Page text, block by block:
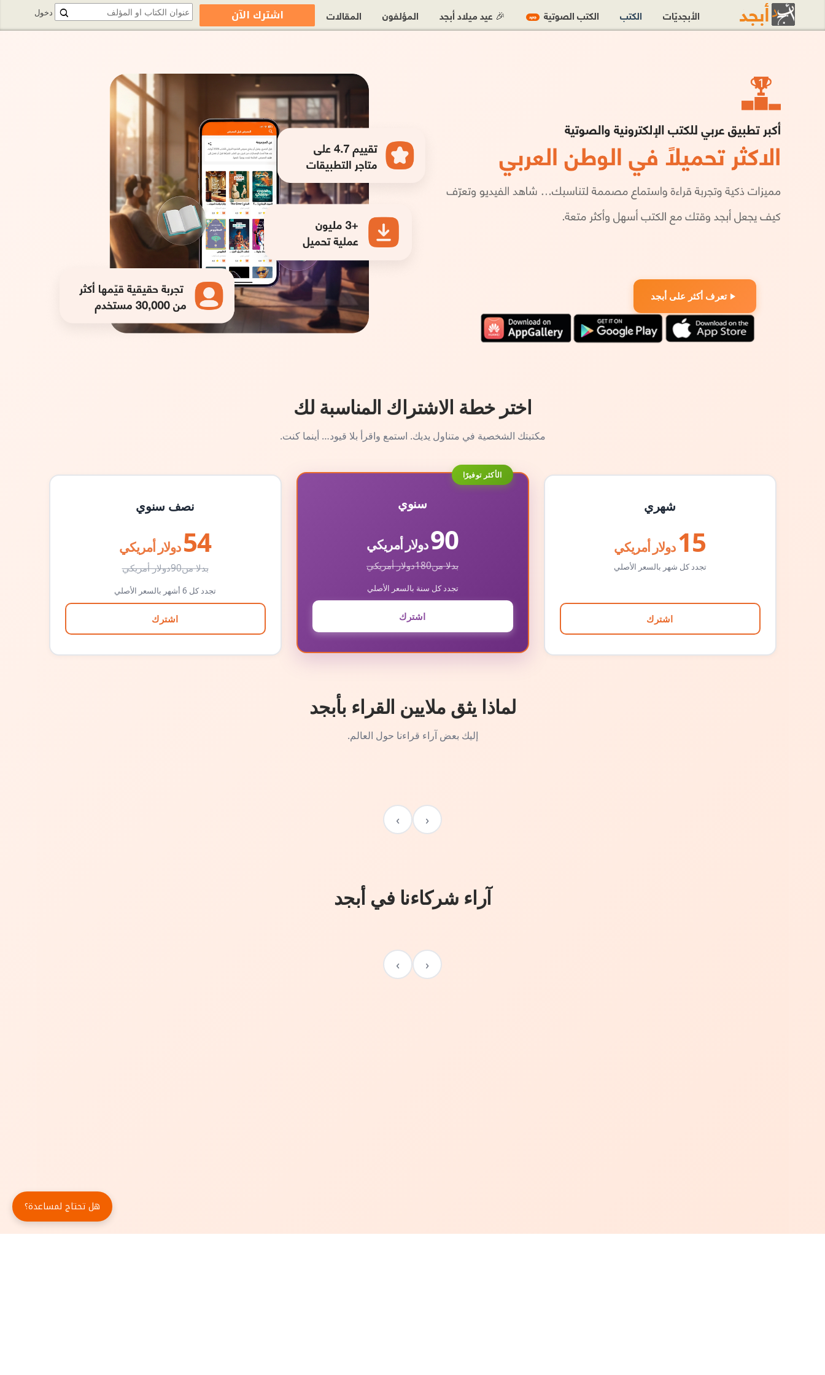
تعرف أكثر على أبجد
اختر خطة الاشتراك المناسبة لك
مكتبتك الشخصية في متناول يديك. استمع واقرأ بلا قيود… أينما كنت.
شهري
15 دولار أمريكي
تجدد كل شهر بالسعر الأصلي
اشترك
الأكثر توفيرًا
سنوي
90دولار أمريكي
بدلا من180دولار أمريكي
تجدد كل سنة بالسعر الأصلي
اشترك
نصف سنوي
54 دولار أمريكي
بدلا من90دولار أمريكي
تجدد كل 6 أشهر بالسعر الأصلي
اشترك
لماذا يثق ملايين القراء بأبجد
إليك بعض آراء قراءنا حول العالم.
‹
›
آراء شركاءنا في أبجد
‹
›
دخول الأبجديّات الكتب الكتب الصوتية جديد 🎉 عيد ميلاد أبجد المؤلفون المقالات اشترك الآن
هل تحتاج لمساعدة؟